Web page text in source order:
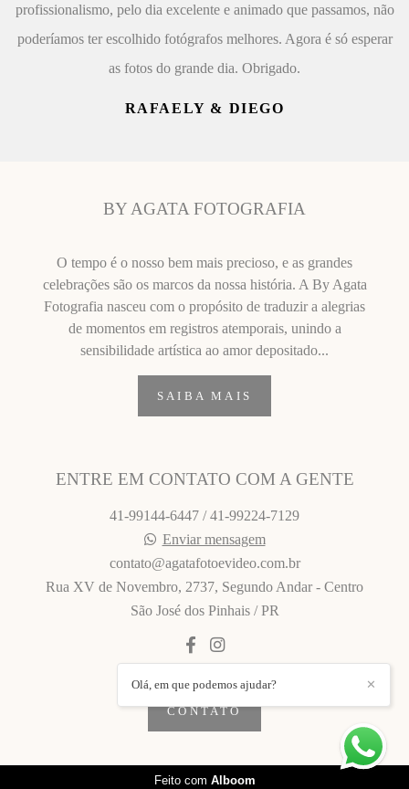
profissionalismo, pelo dia excelente e animado que passamos, não
poderíamos ter escolhido fotógrafos melhores. Agora é só esperar
as fotos do grande dia. Obrigado.
RAFAELY & DIEGO
BY AGATA FOTOGRAFIA
O tempo é o nosso bem mais precioso, e as grandes
celebrações são os marcos da nossa história. A By Agata
Fotografia nasceu com o propósito de traduzir a alegrias
de momentos em registros atemporais, unindo a
sensibilidade artística ao amor depositado...
SAIBA MAIS
ENTRE EM CONTATO COM A GENTE
41-99144-6447 / 41-99224-7129
Enviar mensagem
contato@agatafotoevideo.com.br
Rua XV de Novembro, 2737, Segundo Andar - Centro
São José dos Pinhais / PR
CONTATO
✕
Olá, em que podemos ajudar?
Feito com Alboom